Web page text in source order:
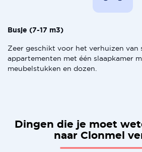
Busje (7-17 m3)
Zeer geschikt voor het verhuizen van
appartementen met één slaapkamer
meubelstukken en dozen.
Dingen die je moet
naar Clonmel